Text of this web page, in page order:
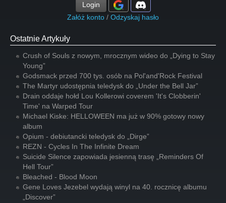
Login
Załóż konto / Odzyskaj hasło
Ostatnie Artykuły
Crush of Souls z nowym, mrocznym wideo do „Dying to Stay
Young”
Godsmack przed 700 tys. osób na Pol'and'Rock Festival
The Martyr udostępnia teledysk do „Under the Bell Jar”
Drain oddaje hołd Lou Kollerowi coverem 'It's Clobberin'
Time' na Warped Tour
Michael Kiske: HELLOWEEN ma już w 90% gotowy nowy
album
Opium - debiutancki teledysk do „Dirge”
REZN - Cycles In The Infinite Dream
Suicide Silence zapowiada jesienną trasę „Reminders Of
Hell Tour”
Bleached - Blood Moon
Gene Loves Jezebel wydają winyl na 40. rocznicę albumu
„Discover”